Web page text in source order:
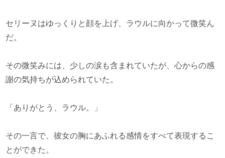
セリーヌはゆっくりと顔を上げ、ラウルに向かって微笑ん
だ。
その微笑みには、少しの涙も含まれていたが、心からの感
謝の気持ちが込められていた。
「ありがとう、ラウル。」
その一言で、彼女の胸にあふれる感情をすべて表現するこ
とができた。